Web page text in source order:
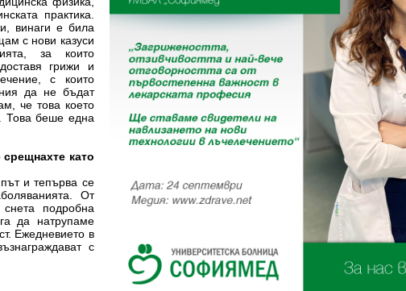
практика.
винаги е била
с нови казуси
за които
грижи и
с които
да не бъдат
че това което
Това беше една
срещнахте като
и тепърва се
От
подробна
да натрупаме
Ежедневието в
с